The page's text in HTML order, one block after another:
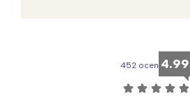
452 ocen 4.99
☆ ☆ ☆ ☆ ☆